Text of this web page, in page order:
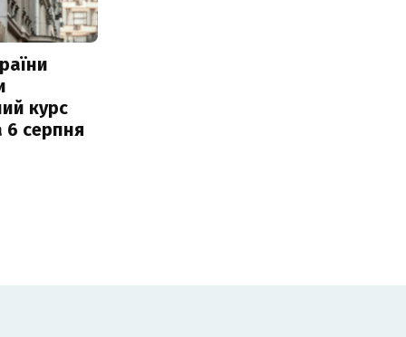
курс
серпня